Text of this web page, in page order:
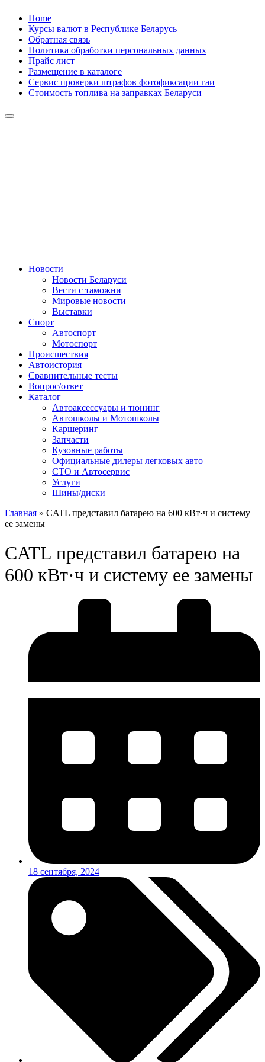
Skip
content
Home
Курсы валют в Республике Беларусь
Обратная связь
Политика обработки персональных данных
Прайс лист
Размещение в каталоге
Сервис проверки штрафов фотофиксации гаи
Стоимость топлива на заправках Беларуси
Сайт про автомобили
Новости
Новости Беларуси
Вести с таможни
Мировые новости
Выставки
Спорт
Автоспорт
Мотоспорт
Происшествия
Автоистория
Сравнительные тесты
Вопрос/ответ
Каталог
Автоакcессуары и тюнинг
Автошколы и Мотошколы
Каршеринг
Запчасти
Кузовные работы
Официальные дилеры легковых авто
СТО и Автосервис
Услуги
Шины/диски
Главная » CATL представил батарею на 600 кВт·ч и систему
ее замены
CATL представил батарею на
600 кВт·ч и систему ее замены
18 сентября, 2024